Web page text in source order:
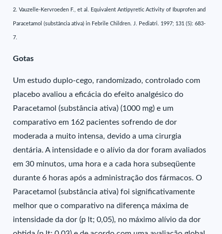
2. Vauzelle-Kervroeden F., et al. Equivalent Antipyretic Activity of Ibuprofen and
Paracetamol (substância ativa) in Febrile Children. J. Pediatri. 1997; 131 (5): 683-
7.
Gotas
Um estudo duplo-cego, randomizado, controlado com
placebo avaliou a eficácia do efeito analgésico do
Paracetamol (substância ativa) (1000 mg) e um
comparativo em 162 pacientes sofrendo de dor
moderada a muito intensa, devido a uma cirurgia
dentária. A intensidade e o alívio da dor foram avaliados
em 30 minutos, uma hora e a cada hora subseqüente
durante 6 horas após a administração dos fármacos. O
Paracetamol (substância ativa) foi significativamente
melhor que o comparativo na diferença máxima de
intensidade da dor (p lt; 0,05), no máximo alívio da dor